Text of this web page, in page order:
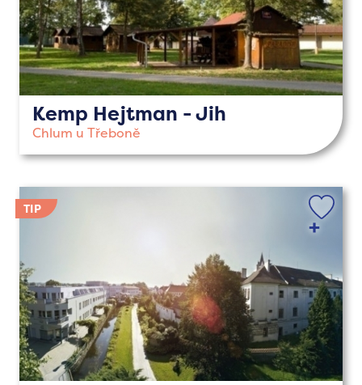
Kemp Hejtman - Jih
Chlum u Třeboně